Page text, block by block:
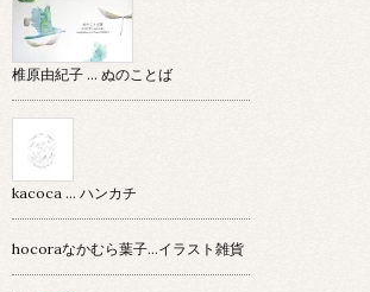
椎原由紀子 ... ぬのことば
kacoca ... ハンカチ
hocoraなかむら葉子…イラスト雑貨